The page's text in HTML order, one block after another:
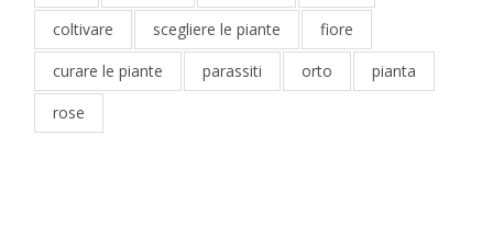
coltivare
scegliere le piante
fiore
curare le piante
parassiti orto
pianta
rose